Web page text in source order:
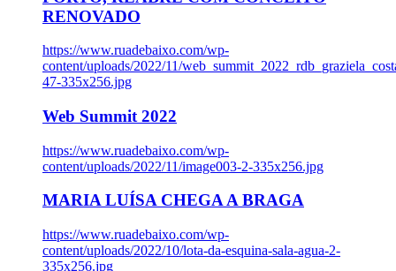
RENOVADO
https://www.ruadebaixo.com/wp-
content/uploads/2022/11/
47-335x256.jpg
Web Summit 2022
https://www.ruadebaixo.com/wp-
content/uploads/2022/11/image003-2-335x256.jpg
MARIA LUÍSA CHEGA A BRAGA
https://www.ruadebaixo.com/wp-
content/uploads/2022/10/lota-da-esquina-sala-agua-2-
335x256.jpg